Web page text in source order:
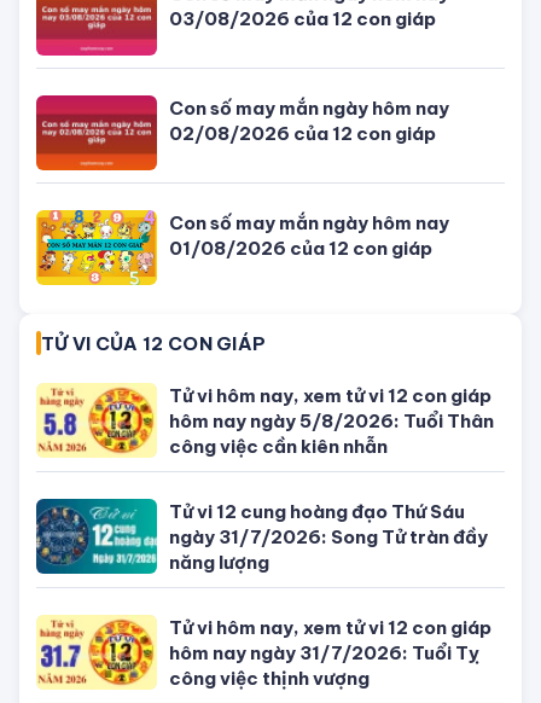
TIN MỚI NHẤT
04/08/2026 của 12 con giáp
04/08/2026 - Lịch âm dương hôm
Tử vi hôm nay, xem tử vi 12 con giáp
hôm nay ngày 5/8/2026: Tuổi Thân
Đang ngồi nhậu thì thanh niên (áo
xanh) cầm ✂️ tiễn bạn nhậu đi gặp
Bỏ trốn sau cú đâm xe làm quan
chức Campuchia tử vong, con gái